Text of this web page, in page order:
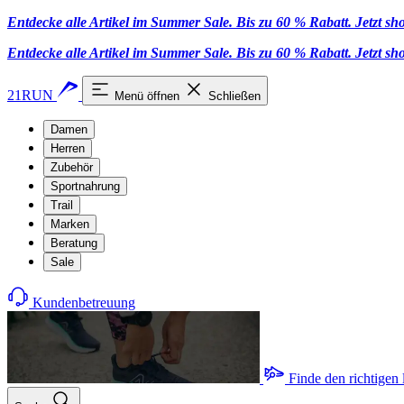
Entdecke alle Artikel im Summer Sale. Bis zu 60 % Rabatt. Jetzt
Entdecke alle Artikel im Summer Sale. Bis zu 60 % Rabatt. Jetzt
21RUN Menü öffnen Schließen
Damen
Herren
Zubehör
Sportnahrung
Trail
Marken
Beratung
Sale
Kundenbetreuung
Finde den richtigen